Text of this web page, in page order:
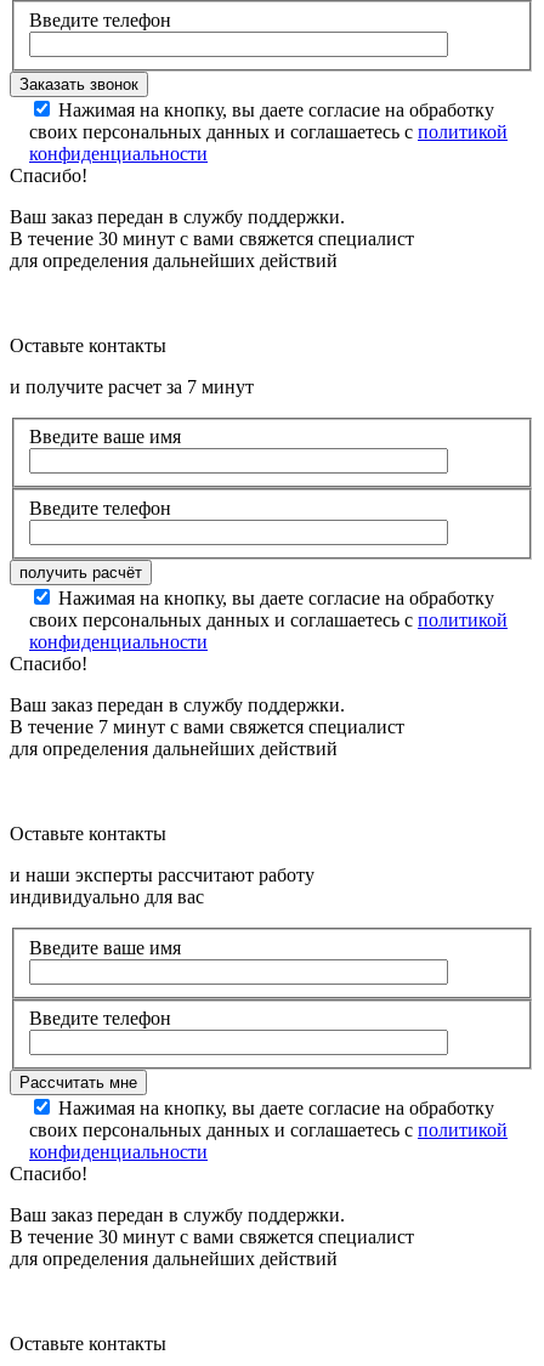
Введите телефон
Нажимая на кнопку, вы даете согласие на обработку
своих персональных данных и соглашаетесь с политикой
конфиденциальности
Спасибо!
Ваш заказ передан в службу поддержки.
В течение 30 минут с вами свяжется специалист
для определения дальнейших действий
Оставьте контакты
и получите расчет за 7 минут
Введите ваше имя
Введите телефон
Нажимая на кнопку, вы даете согласие на обработку
своих персональных данных и соглашаетесь с политикой
конфиденциальности
Спасибо!
Ваш заказ передан в службу поддержки.
В течение 7 минут с вами свяжется специалист
для определения дальнейших действий
Оставьте контакты
и наши эксперты рассчитают работу
индивидуально для вас
Введите ваше имя
Введите телефон
Нажимая на кнопку, вы даете согласие на обработку
своих персональных данных и соглашаетесь с политикой
конфиденциальности
Спасибо!
Ваш заказ передан в службу поддержки.
В течение 30 минут с вами свяжется специалист
для определения дальнейших действий
Оставьте контакты